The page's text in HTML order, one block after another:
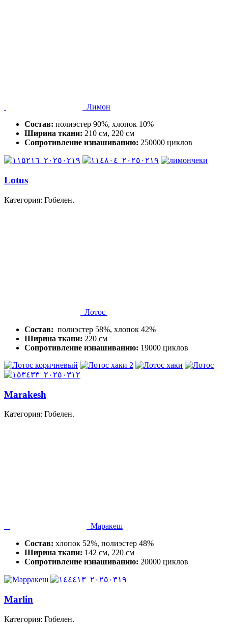
Лимон
Состав: полиэстер 90%, хлопок 10%
Ширина ткани: 210 см, 220 см
Сопротивление изнашиванию: 250000 циклов
Lotus
Категория: Гобелен.
Лотос
Состав: полиэстер 58%, хлопок 42%
Ширина ткани: 220 см
Сопротивление изнашиванию: 19000 циклов
Marakesh
Категория: Гобелен.
Маракеш
Состав: хлопок 52%, полиэстер 48%
Ширина ткани: 142 см, 220 см
Сопротивление изнашиванию: 20000 циклов
Marlin
Категория: Гобелен.